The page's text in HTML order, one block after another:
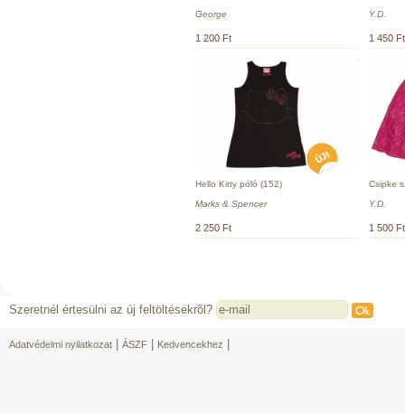
George
1 200 Ft
Y.D.
1 450 Ft
Hello Kitty póló (152)
Marks & Spencer
2 250 Ft
Csipke
Y.D.
1 500 Ft
Szeretnél értesülni az új feltöltésekrõl?
Adatvédelmi nyilatkozat ÁSZF Kedvencekhez